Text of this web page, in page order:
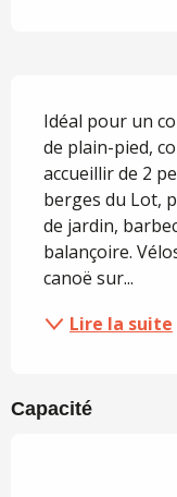
Idéal pour un
de plain-pied,
accueillir de 2
berges du Lot,
de jardin,
balançoire.
canoë sur...
Lire la suite
Capacité